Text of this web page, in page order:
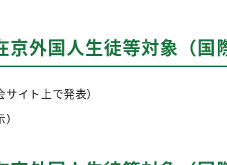
京外国人生徒等対象（
イト上で発表）